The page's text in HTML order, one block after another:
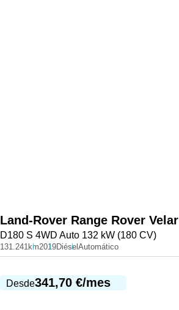
Land-Rover Range Rover Velar
D180 S 4WD Auto 132 kW (180 CV)
131.241km2019Diésel Automático
Desde341,70 €/mes